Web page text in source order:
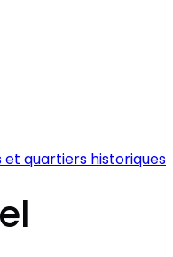
et quartiers historiques